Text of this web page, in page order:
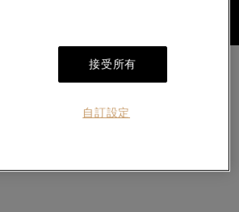
接受所有
自訂設定